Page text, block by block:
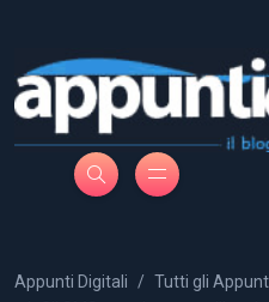
Appunti Digitali
Tutti gli